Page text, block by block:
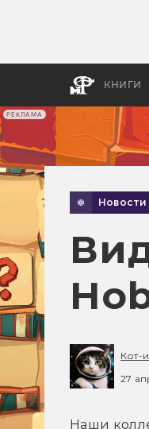
РЕКЛАМА
КНИГИ
Новости
Кот-
27
Наши